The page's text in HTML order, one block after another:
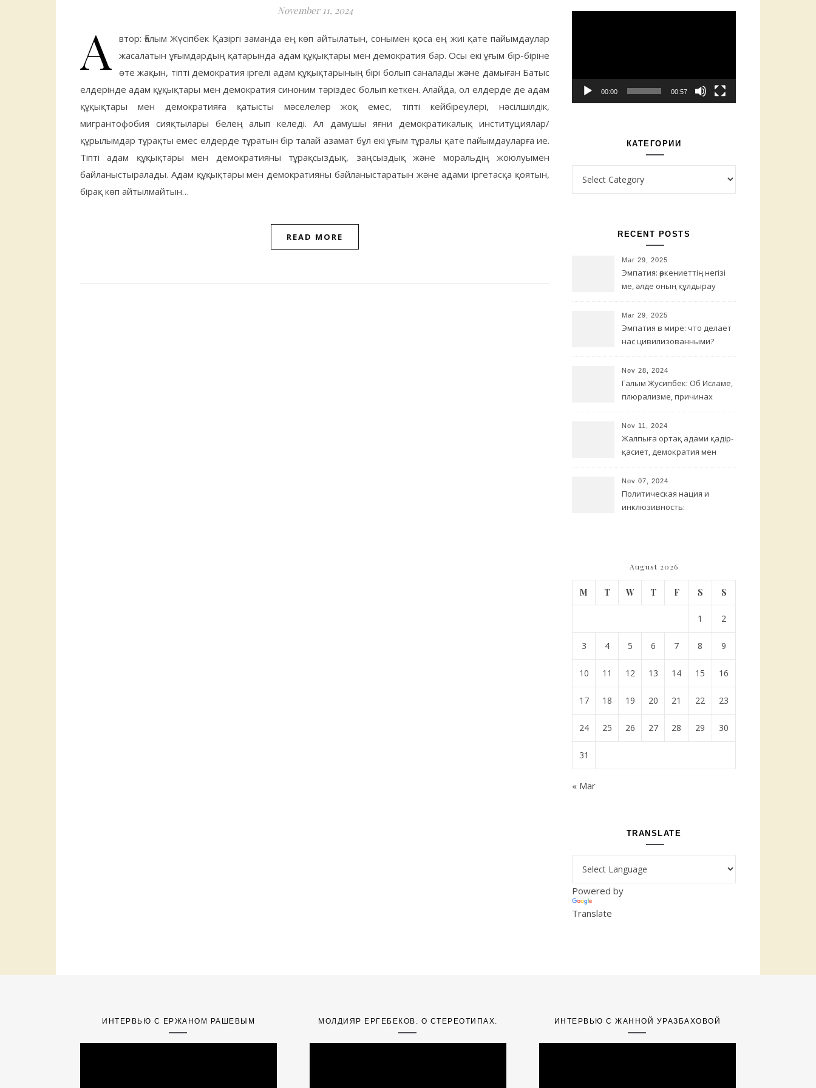
November 11, 2024
А
втор: Ғалым Жүсіпбек Қазіргі заманда ең көп айтылатын, сонымен қоса ең жиі қате пайымдаулар
жасалатын ұғымдардың қатарында адам құқықтары мен демократия бар. Осы екі ұғым бір-біріне
өте жақын, тіпті демократия іргелі адам құқықтарының бірі болып саналады және дамыған Батыс
елдерінде адам құқықтары мен демократия синоним тәріздес болып кеткен. Алайда, ол елдерде де адам
құқықтары мен демократияға қатысты мәселелер жоқ емес, тіпті кейбіреулері, нәсілшілдік,
мигрантофобия сияқтылары белең алып келеді. Ал дамушы яғни демократикалық институциялар/
құрылымдар тұрақты емес елдерде тұратын бір талай азамат бұл екі ұғым тұралы қате пайымдауларға ие.
Тіпті адам құқықтары мен демократияны тұрақсыздық, заңсыздық және моральдің жоюлуымен
байланыстыралады. Адам құқықтары мен демократияны байланыстаратын және адами іргетасқа қоятын,
бірақ көп айтылмайтын…
READ MORE
00:00 00:57
КАТЕГОРИИ
RECENT POSTS
Mar 29, 2025
Эмпатия: өркениеттің негізі
ме, әлде оның құлдырау
Mar 29, 2025
Эмпатия в мире: что делает
нас цивилизованными?
Nov 28, 2024
Галым Жусипбек: Об Исламе,
плюрализме, причинах
религиозным радикализмом
Nov 11, 2024
Жалпыға ортақ адами қадір-
қасиет, демократия мен
түсінік арасындағы
байланыс
Nov 07, 2024
Политическая нация и
инклюзивность:
August 2026
M T W T F S S
1 2
3 4 5 6 7 8 9
10 11 12 13 14 15 16
17 18 19 20 21 22 23
24 25 26 27 28 29 30
31
« Mar
TRANSLATE
Powered by
Translate
ИНТЕРВЬЮ С ЕРЖАНОМ РАШЕВЫМ МОЛДИЯР ЕРГЕБЕКОВ. О СТЕРЕОТИПАХ. ИНТЕРВЬЮ С ЖАННОЙ УРАЗБАХОВОЙ